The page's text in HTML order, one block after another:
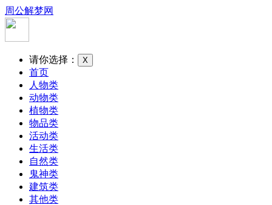
周公解梦网
请你选择： X
首页
人物类
动物类
植物类
物品类
活动类
生活类
自然类
鬼神类
建筑类
其他类